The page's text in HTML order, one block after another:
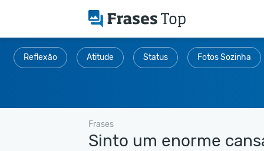
Reflexão Atitude Status Fotos Sozinha
Frases
Sinto um enorme